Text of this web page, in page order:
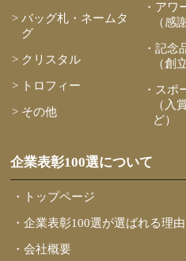
> バッグ札・ネームタ
グ
> クリスタル
> トロフィー
> その他
・アワ
（感
・記念
（創
・スポ
（入
ど）
企業表彰100選について
・トップページ
・企業表彰100選が選ばれる理由
・会社概要